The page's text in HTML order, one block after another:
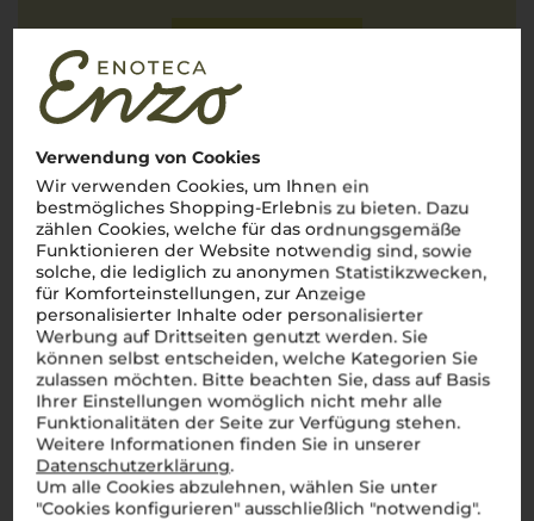
Verwendung von Cookies
Wir verwenden Cookies, um Ihnen ein
bestmögliches Shopping-Erlebnis zu bieten. Dazu
zählen Cookies, welche für das ordnungsgemäße
Funktionieren der Website notwendig sind, sowie
solche, die lediglich zu anonymen Statistikzwecken,
für Komforteinstellungen, zur Anzeige
personalisierter Inhalte oder personalisierter
Werbung auf Drittseiten genutzt werden. Sie
können selbst entscheiden, welche Kategorien Sie
zulassen möchten. Bitte beachten Sie, dass auf Basis
Ihrer Einstellungen womöglich nicht mehr alle
Funktionalitäten der Seite zur Verfügung stehen.
Weitere Informationen finden Sie in unserer
Datenschutzerklärung.
Um alle Cookies abzulehnen, wählen Sie unter
"Cookies konfigurieren" ausschließlich "notwendig".
Über die Region
Prosecco
Der beliebte Schaumwein aus Italien – Erfrischend, fruchtig,
unwiderstehlich
Proseccoist der weltweit beliebte Schaumwein aus Italien,
der durch seine erfrischende Leichtigkeit, feine Perlage und
fruchtigen Aromen begeistert. Hergestellt in den Regionen
Venetien und Friaul-Julisch Venetien, steht Prosecco für
unbeschwerten Genuss und italienische Lebensfreude. Ob als
Aperitif, Begleiter zu Mahlzeiten oder zum Feiern besonderer
Momente –Proseccoist vielseitig einsetzbar und ideal für
jeden Anlass. Mit seiner Herkunft in den malerischen Hügeln
von Conegliano und Valdobbiadene, wo die Glera-Traube auf
den besten Weinbergen gedeiht, verkörpertProsecco
Essenz italienischer Schaumweinkultur.